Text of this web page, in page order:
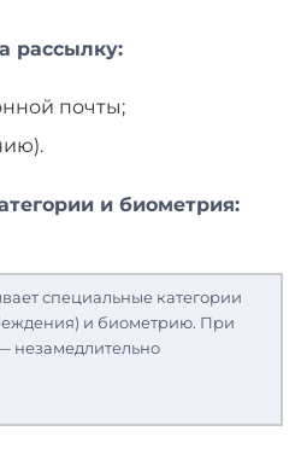
рассылку:
почты;
и биометрия:
специальные категории
и биометрию. При
незамедлительно